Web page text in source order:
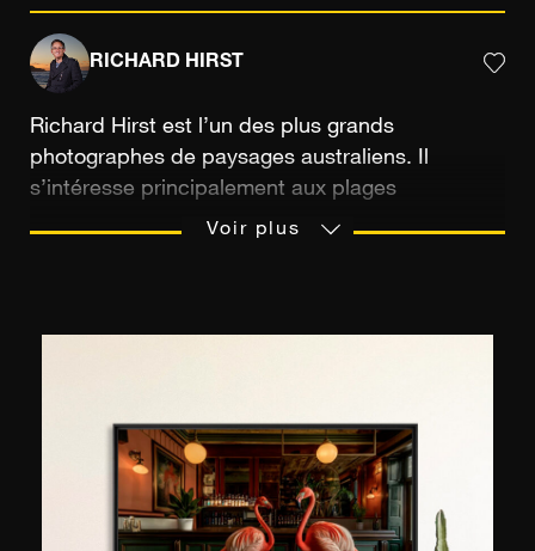
RICHARD HIRST
Richard Hirst est l’un des plus grands
photographes de paysages australiens. Il
s’intéresse principalement aux plages
immaculées et aux paysages urbains autour de
belle mégalopole australienne avant de les
développer dans une chambre noire installée
dans la cave de ses parents. Autodidacte, il doit
donc son talent à son expérience acquise au fil
Voir plus